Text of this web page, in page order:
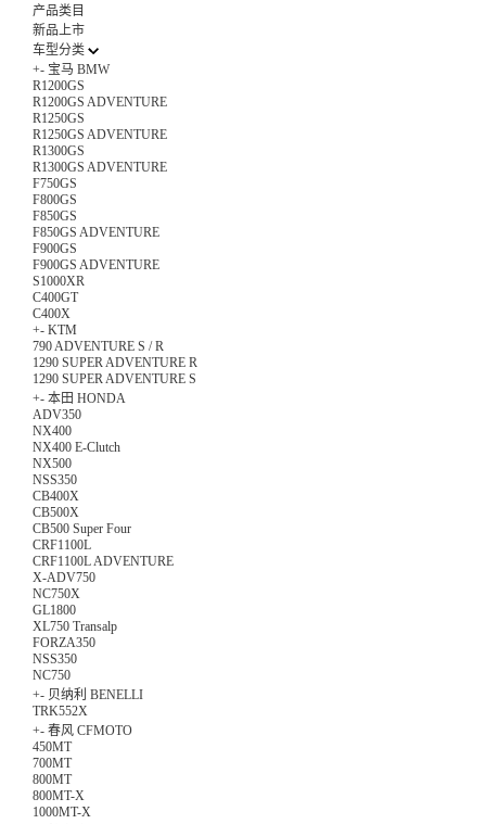
产品类目
新品上市
车型分类
+- 宝马 BMW
R1200GS
R1200GS ADVENTURE
R1250GS
R1250GS ADVENTURE
R1300GS
R1300GS ADVENTURE
F750GS
F800GS
F850GS
F850GS ADVENTURE
F900GS
F900GS ADVENTURE
S1000XR
C400GT
C400X
+- KTM
790 ADVENTURE S / R
1290 SUPER ADVENTURE R
1290 SUPER ADVENTURE S
+- 本田 HONDA
ADV350
NX400
NX400 E-Clutch
NX500
NSS350
CB400X
CB500X
CB500 Super Four
CRF1100L
CRF1100L ADVENTURE
X-ADV750
NC750X
GL1800
XL750 Transalp
FORZA350
NSS350
NC750
+- 贝纳利 BENELLI
TRK552X
+- 春风 CFMOTO
450MT
700MT
800MT
800MT-X
1000MT-X